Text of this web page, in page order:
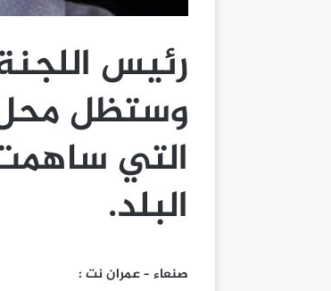
رئيس
وستظل محل
التي
البلد.
صنعاء – عمران نت :